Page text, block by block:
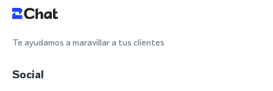
Te ayudamos a maravillar a tus clientes
Social